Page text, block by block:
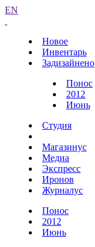
EN
Новое
Инвентарь
Задизайнено
Понос
2012
Июнь
Студия
Магазинус
Медиа
Экспресс
Иронов
Журналус
Понос
2012
Июнь